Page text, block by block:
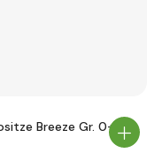
Breeze Gr. 0+,